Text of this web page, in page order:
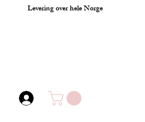
Levering over hele Norge